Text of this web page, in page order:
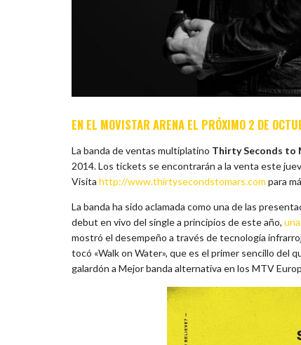
EN EL MOVISTAR ARENA EL PRÓXIMO 2 DE
La banda de ventas multiplatino Thirty Seconds to
2014. Los tickets se encontrarán a la venta este
Visita http://www.thirtysecondstomars.com para
La banda ha sido aclamada como una de las
debut en vivo del single a principios de este año,
mostró el desempeño a través de tecnología
tocó «Walk on Water», que es el primer sencillo del
galardón a Mejor banda alternativa en los MTV